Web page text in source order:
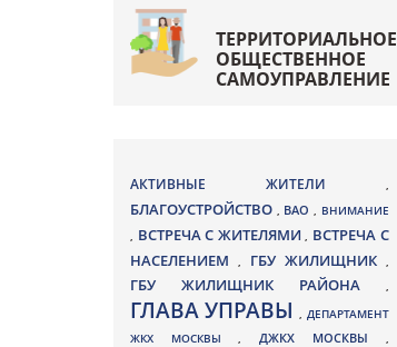
ТЕРРИТОРИАЛЬНОЕ
ОБЩЕСТВЕННОЕ
САМОУПРАВЛЕНИЕ
АКТИВНЫЕ ЖИТЕЛИ ,
БЛАГОУСТРОЙСТВО , ВАО , ВНИМАНИЕ
, ВСТРЕЧА С ЖИТЕЛЯМИ, ВСТРЕЧА С
НАСЕЛЕНИЕМ
, ГБУ ЖИЛИЩНИК ,
ГБУ ЖИЛИЩНИК РАЙОНА ,
ГЛАВА УПРАВЫ, ДЕПАРТАМЕНТ
ЖКХ МОСКВЫ,ДЖКХ МОСКВЫ ,